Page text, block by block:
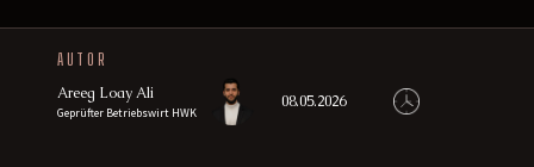
AUTOR
Areeg Loay Ali
Geprüfter Betriebswirt HWK
08.05.2026